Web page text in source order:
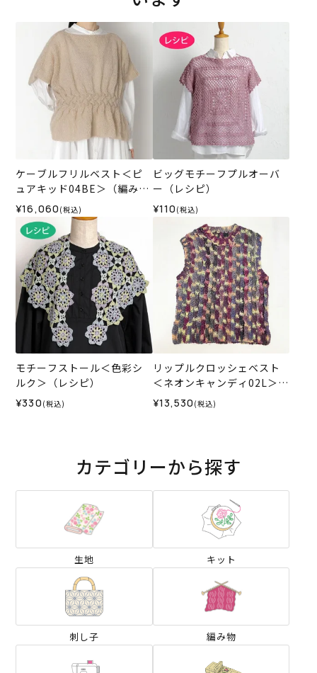
ケーブルフリルベスト＜ピ
ュアキッド04BE＞（編み物
材料セット）
¥16,060 (税込)
ビッグモチーフプルオーバ
ー（レシピ）
¥110 (税込)
モチーフストール＜色彩シ
ルク＞（レシピ）
¥330 (税込)
リップルクロッシェベスト
＜ネオンキャンディ02L＞
（編み物 材料セット）
¥13,530 (税込)
カテゴリーから探す
生地 キット
刺し子 編み物